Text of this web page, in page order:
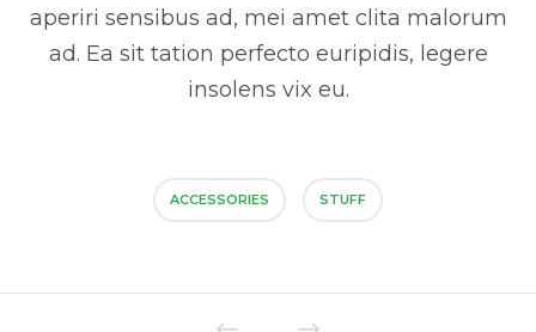
aperiri sensibus ad, mei amet clita malorum
ad. Ea sit tation perfecto euripidis, legere
insolens vix eu.
ACCESSORIES STUFF